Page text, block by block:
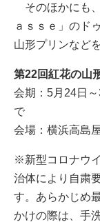
そのほかにも
ａｓｓｅ」のド
山形プリンなど
第22回紅花の山
会期：5月24日
で
会場：横浜高島
※新型コロナウ
治体により自粛
す。あらかじめ
かけの際は、手